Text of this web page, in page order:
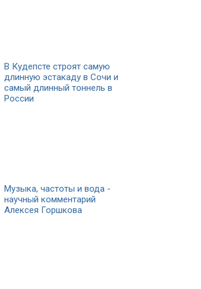
В Кудепсте строят самую
длинную эстакаду в Сочи и
самый длинный тоннель в
России
Музыка, частоты и вода -
научный комментарий
Алексея Горшкова